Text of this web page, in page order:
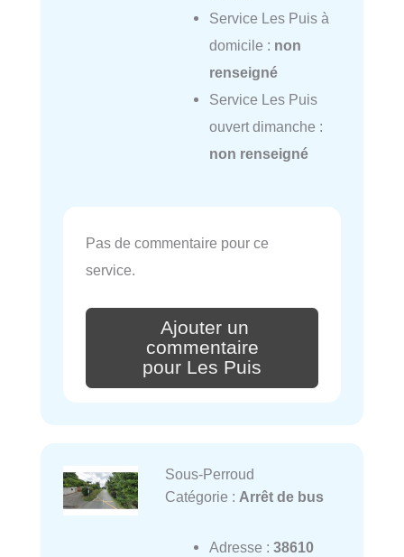
Service Les Puis à
domicile : non
renseigné
Service Les Puis
ouvert dimanche :
non renseigné
Pas de commentaire pour ce
service.
Ajouter un
commentaire
pour Les Puis
Sous-Perroud
Catégorie : Arrêt de bus
Adresse : 38610